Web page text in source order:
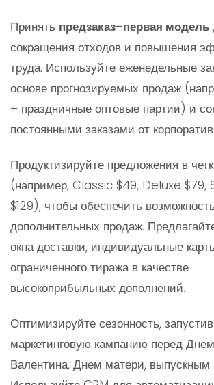
Принять предзаказ–первая модель
сокращения отходов и повышения
труда. Используйте еженедельные
основе прогнозируемых продаж
+ праздничные оптовые партии) и
постоянными заказами от
Продуктизируйте предложения в
(например, Classic $49, Deluxe $79,
$129), чтобы обеспечить возможность
дополнительных продаж.
окна доставки, индивидуальные
ограниченного тиража в качестве
высокоприбыльных дополнений.
Оптимизируйте сезонность, запустив
маркетинговую кампанию перед
Валентина, Днем матери, выпускным